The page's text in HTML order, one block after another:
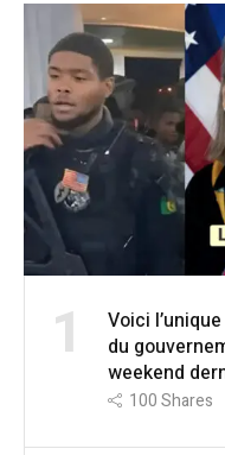
1
Voici
du
weekend
100Shares